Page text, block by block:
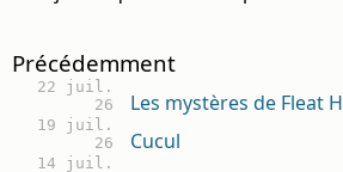
Précédemment
22 juil.
26
Les mystères de Fleat
19 juil.
26
Cucul
14 juil.